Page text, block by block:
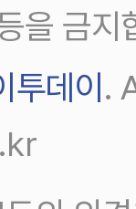
을 금지
투데이 .